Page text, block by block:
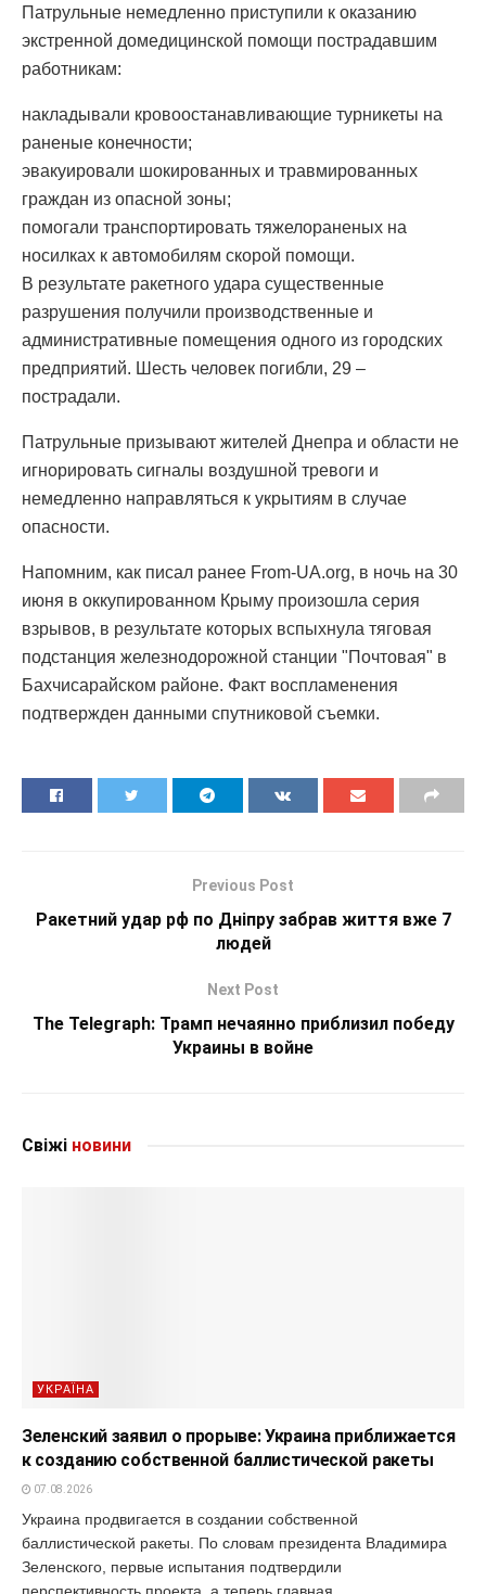
Патрульные немедленно приступили к оказанию
экстренной домедицинской помощи пострадавшим
работникам:
накладывали кровоостанавливающие турникеты на
раненые конечности;
эвакуировали шокированных и травмированных
граждан из опасной зоны;
помогали транспортировать тяжелораненых на
носилках к автомобилям скорой помощи.
В результате ракетного удара существенные
разрушения получили производственные и
административные помещения одного из городских
предприятий. Шесть человек погибли, 29 –
пострадали.
Патрульные призывают жителей Днепра и области не
игнорировать сигналы воздушной тревоги и
немедленно направляться к укрытиям в случае
опасности.
Напомним, как писал ранее From-UA.org, в ночь на 30
июня в оккупированном Крыму произошла серия
взрывов, в результате которых вспыхнула тяговая
подстанция железнодорожной станции "Почтовая" в
Бахчисарайском районе. Факт воспламенения
подтвержден данными спутниковой съемки.
Previous Post
Ракетний удар рф по Дніпру забрав життя вже 7
людей
Next Post
The Telegraph: Трамп нечаянно приблизил победу
Украины в войне
Свіжі новини
УКРАЇНА
Зеленский заявил о прорыве: Украина приближается
к созданию собственной баллистической ракеты
07.08.2026
Украина продвигается в создании собственной
баллистической ракеты. По словам президента Владимира
Зеленского, первые испытания подтвердили
перспективность проекта, а теперь главная...